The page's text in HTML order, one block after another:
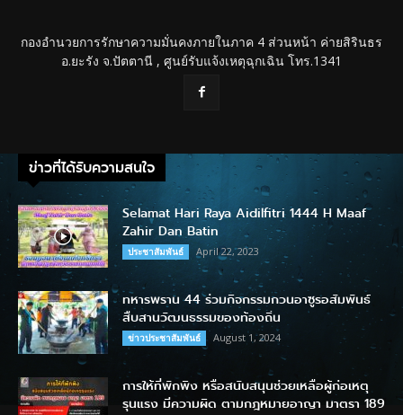
กองอำนวยการรักษาความมั่นคงภายในภาค 4 ส่วนหน้า ค่ายสิรินธร
อ.ยะรัง จ.ปัตตานี , ศูนย์รับแจ้งเหตุฉุกเฉิน โทร.1341
ข่าวที่ได้รับความสนใจ
Selamat Hari Raya Aidilfitri 1444 H Maaf
Zahir Dan Batin
ประชาสัมพันธ์ April 22, 2023
ทหารพราน 44 ร่วมกิจกรรมกวนอาซูรอสัมพันธ์
สืบสานวัฒนธรรมของท้องถิ่น
ข่าวประชาสัมพันธ์ August 1, 2024
การให้ที่พักพิง หรือสนับสนุนช่วยเหลือผู้ก่อเหตุ
รุนแรง มีความผิด ตามกฎหมายอาญา มาตรา 189